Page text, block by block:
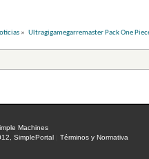
» Ultragigamegarremaster Pack One
Machines
SimplePortal
|Términos y Normativa